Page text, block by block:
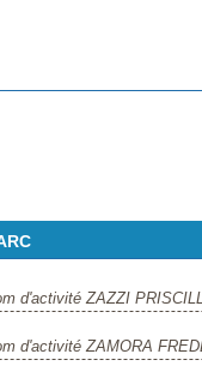
d'activité ZAZZI
d'activité ZAMORA